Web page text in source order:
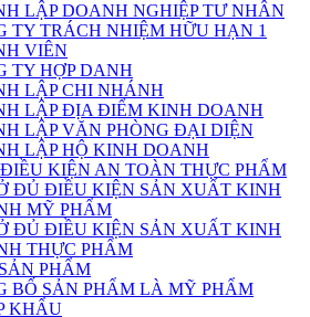
LẬP DOANH NGHIỆP TƯ NHÂN
TY TRÁCH NHIỆM HỮU HẠN 1
VIÊN
TY HỢP DANH
LẬP CHI NHÁNH
LẬP ĐỊA ĐIỂM KINH DOANH
LẬP VĂN PHÒNG ĐẠI DIỆN
LẬP HỘ KINH DOANH
KIỆN AN TOÀN THỰC PHẨM
ĐỦ ĐIỀU KIỆN SẢN XUẤT KINH
MỸ PHẨM
ĐỦ ĐIỀU KIỆN SẢN XUẤT KINH
THỰC PHẨM
PHẨM
BỐ SẢN PHẨM LÀ MỸ PHẨM
KHẨU